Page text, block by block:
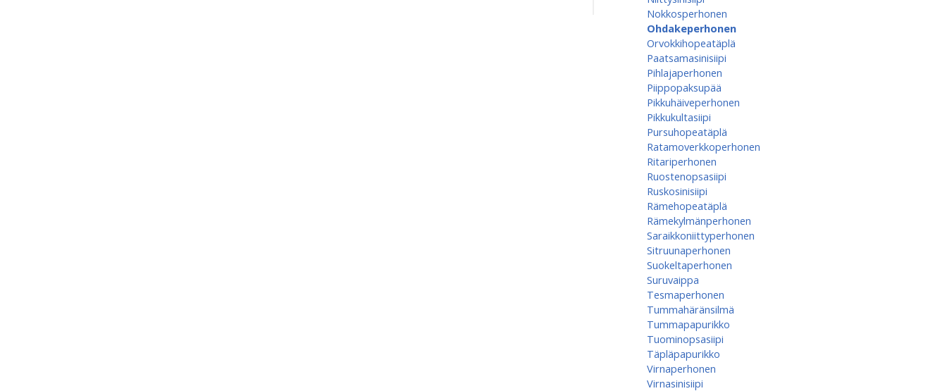
Nokkosperhonen
Ohdakeperhonen
Orvokkihopeatäplä
Paatsamasinisiipi
Pihlajaperhonen
Piippopaksupää
Pikkuhäiveperhonen
Pikkukultasiipi
Pursuhopeatäplä
Ratamoverkkoperhonen
Ritariperhonen
Ruostenopsasiipi
Ruskosinisiipi
Rämehopeatäplä
Rämekylmänperhonen
Saraikkoniittyperhonen
Sitruunaperhonen
Suokeltaperhonen
Suruvaippa
Tesmaperhonen
Tummahäränsilmä
Tummapapurikko
Tuominopsasiipi
Täpläpapurikko
Virnaperhonen
Virnasinisiipi